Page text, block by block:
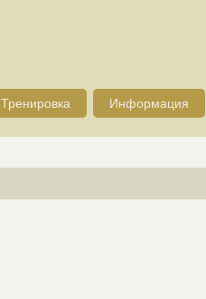
Тренировка Информация